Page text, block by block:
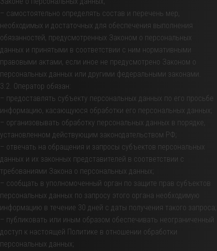
– самостоятельно определять состав и перечень мер,
необходимых и достаточных для обеспечения выполнения
обязанностей, предусмотренных Законом о персональных
данных и принятыми в соответствии с ним нормативными
правовыми актами, если иное не предусмотрено Законом о
персональных данных или другими федеральными законами.
3.2. Оператор обязан:
– предоставлять субъекту персональных данных по его просьбе
информацию, касающуюся обработки его персональных данных;
– организовывать обработку персональных данных в порядке,
установленном действующим законодательством РФ;
– отвечать на обращения и запросы субъектов персональных
данных и их законных представителей в соответствии с
требованиями Закона о персональных данных;
– сообщать в уполномоченный орган по защите прав субъектов
персональных данных по запросу этого органа необходимую
информацию в течение 30 дней с даты получения такого запроса;
– публиковать или иным образом обеспечивать неограниченный
доступ к настоящей Политике в отношении обработки
персональных данных;